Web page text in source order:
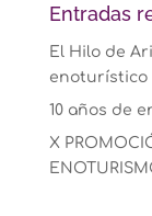
Entradas
El Hilo de
enoturístico
10 años de
X